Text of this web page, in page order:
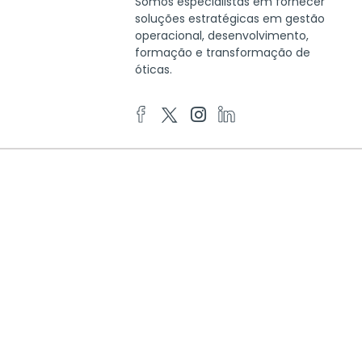
soluções estratégicas em gestão
operacional, desenvolvimento,
formação e transformação de
óticas.